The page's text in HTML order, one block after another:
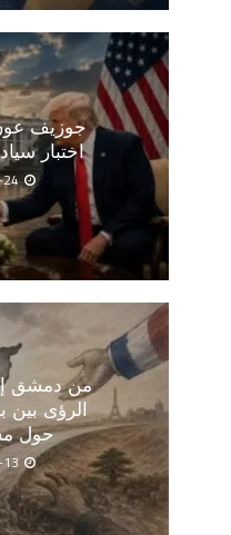
جوزيف
اختبار
من دمشق
الرؤى
حول